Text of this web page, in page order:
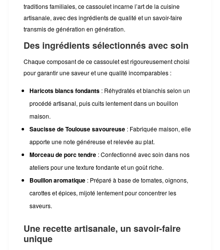
traditions familiales, ce cassoulet incarne l’art de la cuisine
artisanale, avec des ingrédients de qualité et un savoir-faire
transmis de génération en génération.
Des ingrédients sélectionnés avec soin
Chaque composant de ce cassoulet est rigoureusement choisi
pour garantir une saveur et une qualité incomparables :
Haricots blancs fondants: Réhydratés et blanchis selon un
procédé artisanal, puis cuits lentement dans un bouillon
maison.
Saucisse de Toulouse savoureuse: Fabriquée maison, elle
apporte une note généreuse et relevée au plat.
Morceau de porc tendre: Confectionné avec soin dans nos
ateliers pour une texture fondante et un goût riche.
Bouillon aromatique: Préparé à base de tomates, oignons,
carottes et épices, mijoté lentement pour concentrer les
saveurs.
Une recette artisanale, un savoir-faire
unique